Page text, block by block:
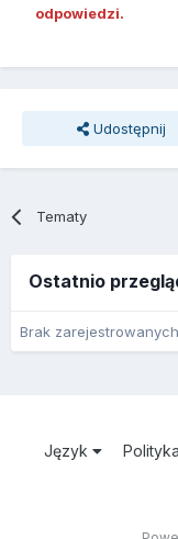
odpowiedzi.
Udostępnij
Tematy
Ostatnio
Brak
Język